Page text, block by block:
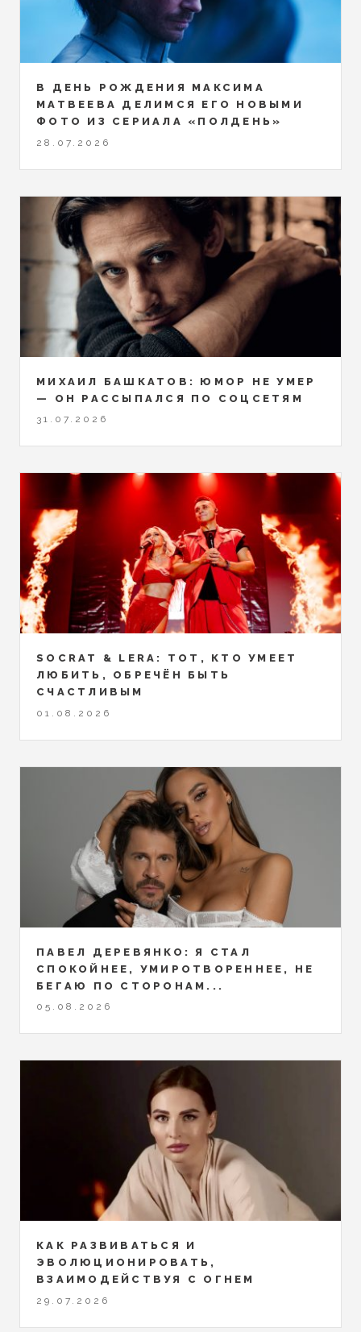
В ДЕНЬ РОЖДЕНИЯ МАКСИМА
МАТВЕЕВА ДЕЛИМСЯ ЕГО НОВЫМИ
ФОТО ИЗ СЕРИАЛА «ПОЛДЕНЬ»
28.07.2026
МИХАИЛ БАШКАТОВ: ЮМОР НЕ УМЕР
— ОН РАССЫПАЛСЯ ПО СОЦСЕТЯМ
31.07.2026
SOCRAT & LERA: ТОТ, КТО УМЕЕТ
ЛЮБИТЬ, ОБРЕЧЁН БЫТЬ
СЧАСТЛИВЫМ
01.08.2026
ПАВЕЛ ДЕРЕВЯНКО: Я СТАЛ
СПОКОЙНЕЕ, УМИРОТВОРЕННЕЕ, НЕ
БЕГАЮ ПО СТОРОНАМ...
05.08.2026
КАК РАЗВИВАТЬСЯ И
ЭВОЛЮЦИОНИРОВАТЬ,
ВЗАИМОДЕЙСТВУЯ С ОГНЕМ
29.07.2026